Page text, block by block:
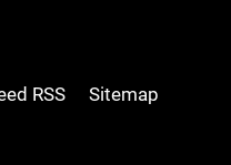
RSS Sitemap